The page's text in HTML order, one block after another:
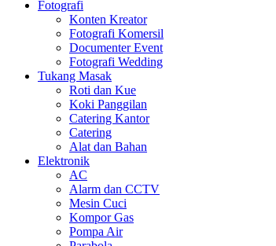
Fotografi
Konten Kreator
Fotografi Komersil
Documenter Event
Fotografi Wedding
Tukang Masak
Roti dan Kue
Koki Panggilan
Catering Kantor
Catering
Alat dan Bahan
Elektronik
AC
Alarm dan CCTV
Mesin Cuci
Kompor Gas
Pompa Air